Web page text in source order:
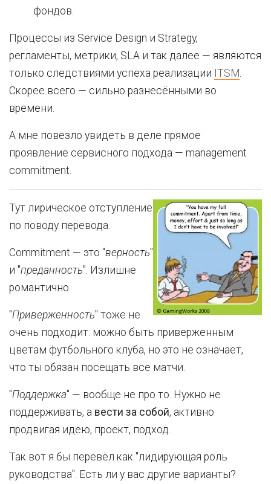
фондов.
Процессы из Service Design и Strategy,
регламенты, метрики, SLA и так далее — являются
только следствиями успеха реализации ITSM.
Скорее всего — сильно разнесёнными во
времени.
А мне повезло увидеть в деле прямое
проявление сервисного подхода — management
commitment.
Тут лирическое отступление
по поводу перевода.
Commitment — это "верность"
и "преданность". Излишне
романтично.
"Приверженность" тоже не
очень подходит: можно быть приверженным
цветам футбольного клуба, но это не означает,
что ты обязан посещать все матчи.
"Поддержка" — вообще не про то. Нужно не
поддерживать, а вести за собой, активно
продвигая идею, проект, подход.
Так вот я бы перевёл как "лидирующая роль
руководства". Есть ли у вас другие варианты?